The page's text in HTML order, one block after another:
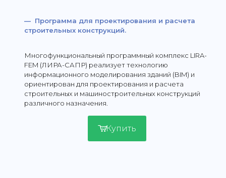
— Программа для проектирования и расчета
строительных конструкций.
Многофункциональный программный комплекс LIRA-
FEM (ЛИРА-САПР) реализует технологию
информационного моделирования зданий (BIM) и
ориентирован для проектирования и расчета
строительных и машиностроительных конструкций
различного назначения.
Купить